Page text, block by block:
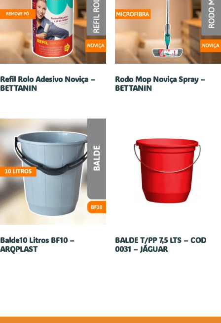
Refil Rolo Adesivo Noviça –
BETTANIN
Rodo Mop Noviça Spray –
BETTANIN
Balde10 Litros BF10 –
ARQPLAST
BALDE T/PP 7,5 LTS – COD
0031 – JÁGUAR